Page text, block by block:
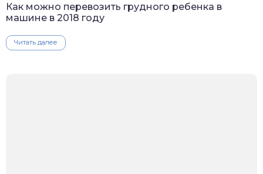
Как можно перевозить грудного ребенка в
машине в 2018 году
Читать далее